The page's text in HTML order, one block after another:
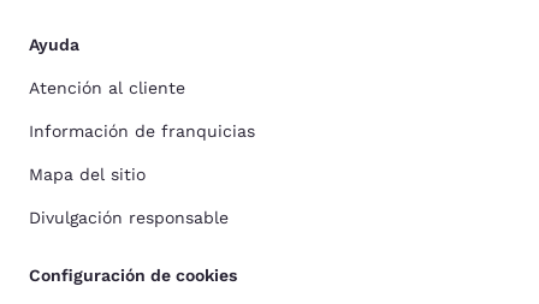
Ayuda
Atención al cliente
Información de franquicias
Mapa del sitio
Divulgación responsable
Configuración de cookies